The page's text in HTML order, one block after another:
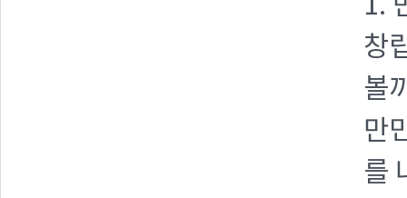
창
볼
만
를